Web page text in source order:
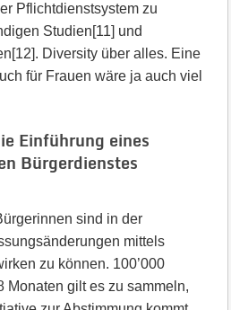
Pflichtdienstsystem zu
Studien[11] und
Diversity über alles. Eine
für Frauen wäre ja auch viel
Einführung eines
Bürgerdienstes
sind in der
mittels
zu können. 100’000
Monaten gilt es zu sammeln,